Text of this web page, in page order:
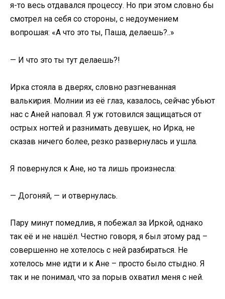
я-то весь отдавался процессу. Но при этом словно бы
смотрел на себя со стороны, с недоумением
вопрошая: «А что это ты, Паша, делаешь?..»
— И что это ты тут делаешь?!
Ирка стояла в дверях, словно разгневанная
валькирия. Молнии из её глаз, казалось, сейчас убьют
нас с Аней наповал. Я уж готовился защищаться от
острых ногтей и разнимать девушек, но Ирка, не
сказав ничего более, резко развернулась и ушла.
Я повернулся к Ане, но та лишь произнесла:
— Догоняй, — и отвернулась.
Пару минут помедлив, я побежал за Иркой, однако
так её и не нашёл. Честно говоря, я был этому рад –
совершенно не хотелось с ней разбираться. Не
хотелось мне идти и к Ане – просто было стыдно. Я
так и не понимал, что за порыв охватил меня с ней.